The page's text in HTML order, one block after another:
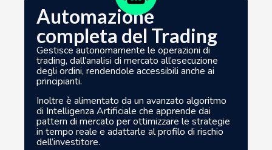
Automazione
completa del Trading
Gestisce autonomamente le operazioni di
trading, dall’analisi di mercato all’esecuzione
degli ordini, rendendole accessibili anche ai
principianti.
Inoltre è alimentato da un avanzato algoritmo
di Intelligenza Artificiale che apprende dai
pattern di mercato per ottimizzare le strategie
in tempo reale e adattarle al profilo di rischio
dell’investitore.